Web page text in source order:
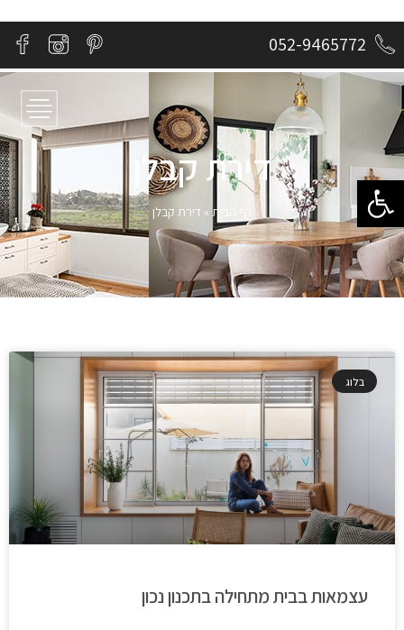
פתח סרגל נגישות
052-9465772
דירת קבלן
דף הבית » דירת קבלן
בלוג
עצמאות בבית מתחילה בתכנון נכון